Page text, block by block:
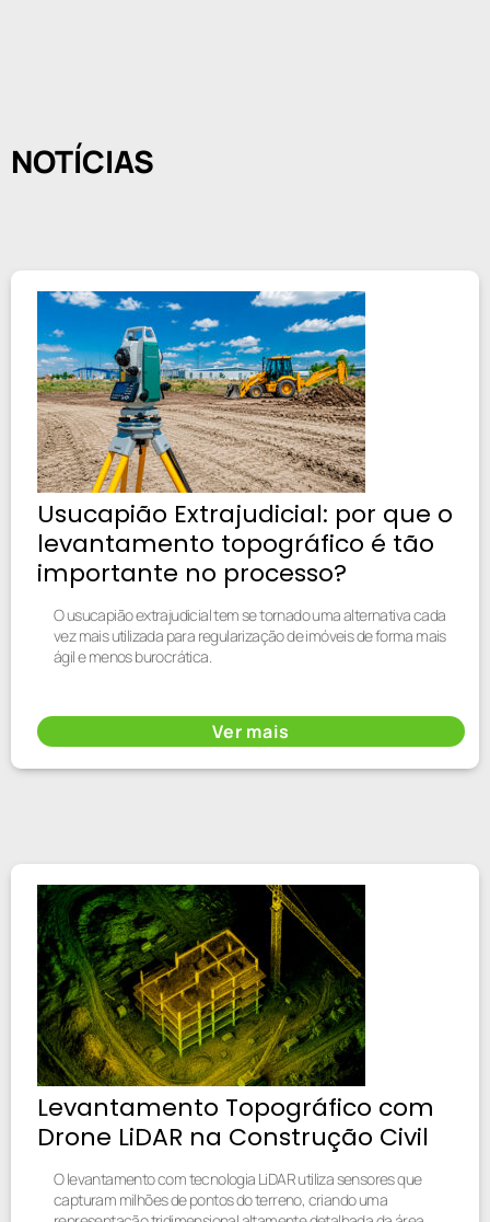
NOTÍCIAS
Usucapião Extrajudicial: por que o
levantamento topográfico é tão
importante no processo?
O usucapião extrajudicial tem se tornado uma alternativa cada
vez mais utilizada para regularização de imóveis de forma mais
ágil e menos burocrática.
Ver mais
Levantamento Topográfico com
Drone LiDAR na Construção Civil
O levantamento com tecnologia LiDAR utiliza sensores que
capturam milhões de pontos do terreno, criando uma